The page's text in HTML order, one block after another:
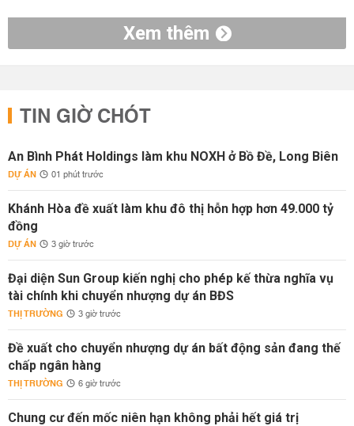
Xem thêm
TIN GIỜ CHÓT
An Bình Phát Holdings làm khu NOXH ở Bồ Đề, Long Biên
DỰ ÁN 01 phút trước
Khánh Hòa đề xuất làm khu đô thị hỗn hợp hơn 49.000 tỷ
đồng
DỰ ÁN 3 giờ trước
Đại diện Sun Group kiến nghị cho phép kế thừa nghĩa vụ
tài chính khi chuyển nhượng dự án BĐS
THỊ TRƯỜNG 3 giờ trước
Đề xuất cho chuyển nhượng dự án bất động sản đang thế
chấp ngân hàng
THỊ TRƯỜNG 6 giờ trước
Chung cư đến mốc niên hạn không phải hết giá trị